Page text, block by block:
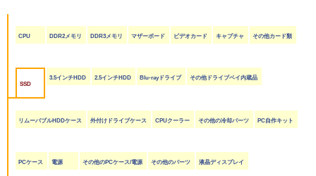
CPU DDR2メモリ DDR3メモリ マザーボード ビデオカード キャプチャ その他カード類
SSD
3.5インチHDD 2.5インチHDD Blu-rayドライブ その他ドライブベイ内蔵品
リムーバブルHDDケース 外付けドライブケース CPUクーラー その他の冷却パーツ PC自作キット
PCケース 電源 その他のPCケース/電源 その他のパーツ 液晶ディスプレイ